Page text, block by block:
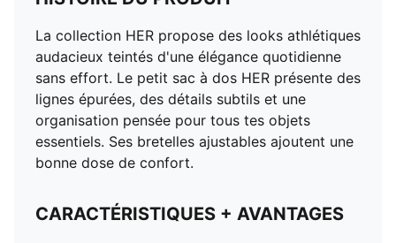
La collection HER propose des looks athlétiques
audacieux teintés d'une élégance quotidienne
sans effort. Le petit sac à dos HER présente des
lignes épurées, des détails subtils et une
organisation pensée pour tous tes objets
essentiels. Ses bretelles ajustables ajoutent une
bonne dose de confort.
CARACTÉRISTIQUES + AVANTAGES